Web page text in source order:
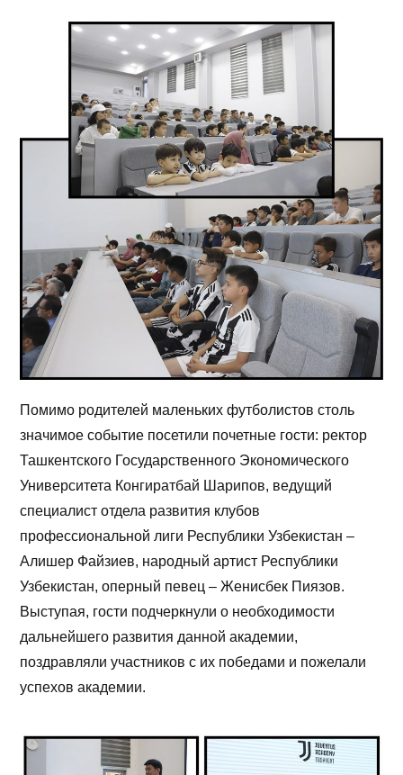
Помимо родителей маленьких футболистов столь
значимое событие посетили почетные гости: ректор
Ташкентского Государственного Экономического
Университета Конгиратбай Шарипов, ведущий
специалист отдела развития клубов
профессиональной лиги Республики Узбекистан –
Алишер Файзиев, народный артист Республики
Узбекистан, оперный певец – Женисбек Пиязов.
Выступая, гости подчеркнули о необходимости
дальнейшего развития данной академии,
поздравляли участников с их победами и пожелали
успехов академии.